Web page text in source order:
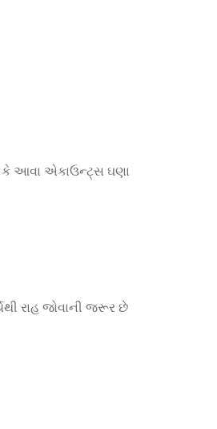
કે આવા એકાઉન્ટ્સ ઘણા
રાહ જોવાની જરૂર છે